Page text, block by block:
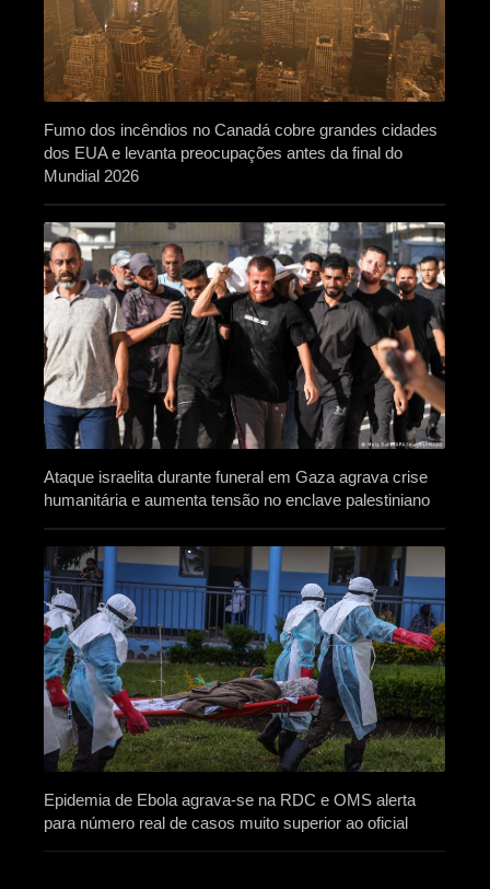
Fumo dos incêndios no Canadá cobre grandes cidades
dos EUA e levanta preocupações antes da final do
Mundial 2026
Ataque israelita durante funeral em Gaza agrava crise
humanitária e aumenta tensão no enclave palestiniano
Epidemia de Ebola agrava-se na RDC e OMS alerta
para número real de casos muito superior ao oficial